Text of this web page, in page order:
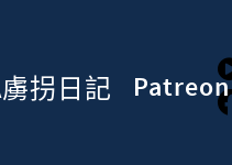
拐日記 Patreon